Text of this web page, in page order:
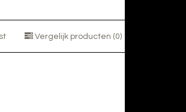
Vergelijk producten (0)